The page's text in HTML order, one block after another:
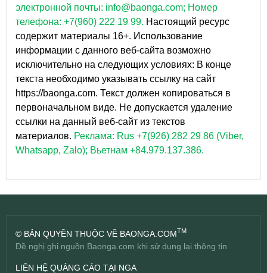
электронной почты: info@baonga.com; Номер
телефона: +7(960) 222 19 99. Настоящий ресурс
содержит материалы 16+. Использование
информации с данного веб-сайта возможно
исключительно на следующих условиях: В конце
текста необходимо указывать ссылку на сайт
https://baonga.com. Текст должен копироваться в
первоначальном виде. Не допускается удаление
ссылки на данный веб-сайт из текстов
материалов. Реклама: Rus +7(926) 282 29 86 (Viber,
Whatsapp, Zalo); Вьетнам +84.979.137.386.
© BẢN QUYỀN THUỘC VỀ BAONGA.COMTM
Đề nghị ghi nguồn Baonga.com khi sử dụng lại thông tin
LIÊN HỆ QUẢNG CÁO TẠI NGA